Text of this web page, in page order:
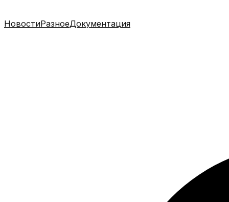
НовостиРазноеДокументация